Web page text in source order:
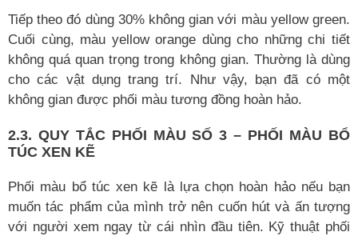
Tiếp theo đó dùng 30% không gian với màu yellow green.
Cuối cùng, màu yellow orange dùng cho những chi tiết
không quá quan trọng trong không gian. Thường là dùng
cho các vật dụng trang trí. Như vậy, bạn đã có một
không gian được phối màu tương đồng hoàn hảo.
2.3. QUY TẮC PHỐI MÀU SỐ 3 – PHỐI MÀU BỔ
TÚC XEN KẼ
Phối màu bổ túc xen kẽ là lựa chọn hoàn hảo nếu bạn
muốn tác phẩm của mình trở nên cuốn hút và ấn tượng
với người xem ngay từ cái nhìn đầu tiên. Kỹ thuật phối